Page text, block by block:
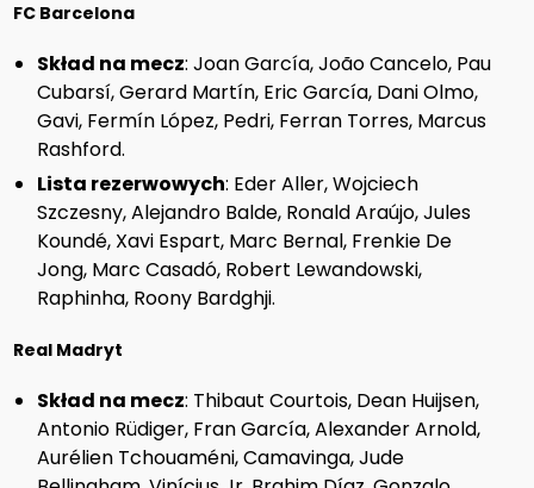
FC Barcelona
Skład na mecz: Joan García, João Cancelo, Pau
Cubarsí, Gerard Martín, Eric García, Dani Olmo,
Gavi, Fermín López, Pedri, Ferran Torres, Marcus
Rashford.
Lista rezerwowych: Eder Aller, Wojciech
Szczesny, Alejandro Balde, Ronald Araújo, Jules
Koundé, Xavi Espart, Marc Bernal, Frenkie De
Jong, Marc Casadó, Robert Lewandowski,
Raphinha, Roony Bardghji.
Real Madryt
Skład na mecz: Thibaut Courtois, Dean Huijsen,
Antonio Rüdiger, Fran García, Alexander Arnold,
Aurélien Tchouaméni, Camavinga, Jude